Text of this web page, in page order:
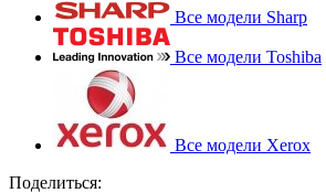
Все модели Sharp
Все модели Toshiba
Все модели Xerox
Поделиться: